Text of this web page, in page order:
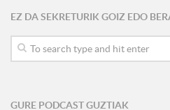
EZ DA SEKRETURIK GOIZ EDO
GURE PODCAST GUZTIAK